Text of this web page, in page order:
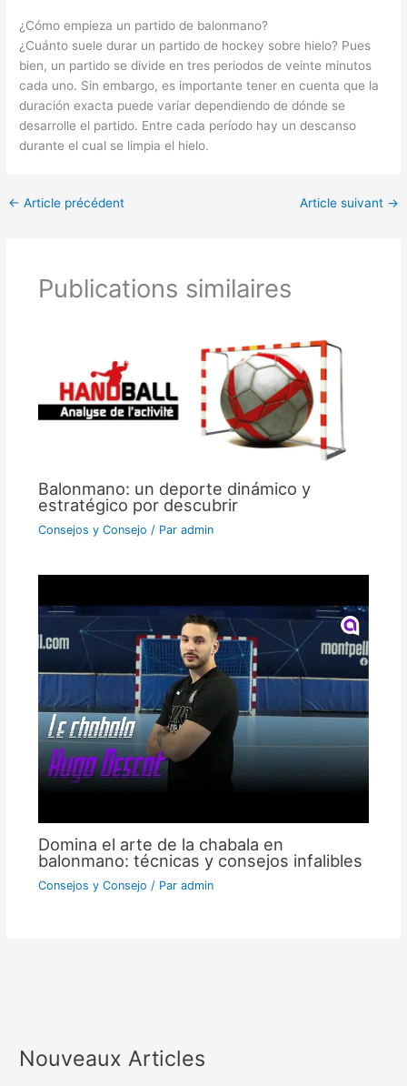
¿Cómo empieza un partido de balonmano?
¿Cuánto suele durar un partido de hockey sobre hielo? Pues
bien, un partido se divide en tres periodos de veinte minutos
cada uno. Sin embargo, es importante tener en cuenta que la
duración exacta puede variar dependiendo de dónde se
desarrolle el partido. Entre cada período hay un descanso
durante el cual se limpia el hielo.
← Article précédent Article suivant →
Publications similaires
Balonmano: un deporte dinámico y
estratégico por descubrir
Consejos y Consejo / Par admin
Domina el arte de la chabala en
balonmano: técnicas y consejos infalibles
Consejos y Consejo / Par admin
Nouveaux Articles